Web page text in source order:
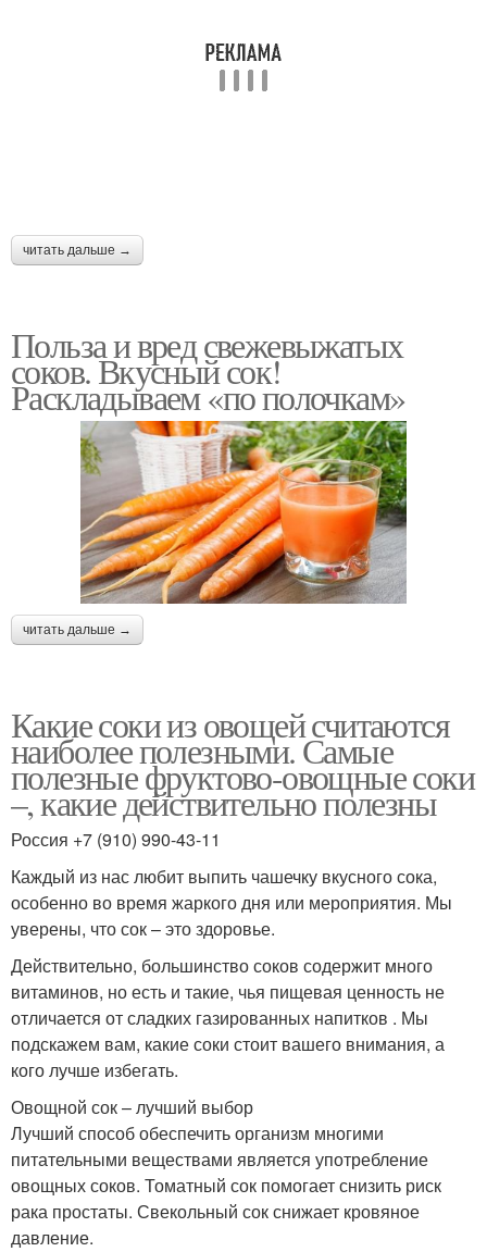
читать дальше →
Польза и вред свежевыжатых
соков. Вкусный сок!
Раскладываем «по полочкам»
читать дальше →
Какие соки из овощей считаются
наиболее полезными. Самые
полезные фруктово-овощные соки
–, какие действительно полезны
Россия +7 (910) 990-43-11
Каждый из нас любит выпить чашечку вкусного сока,
особенно во время жаркого дня или мероприятия. Мы
уверены, что сок – это здоровье.
Действительно, большинство соков содержит много
витаминов, но есть и такие, чья пищевая ценность не
отличается от сладких газированных напитков . Мы
подскажем вам, какие соки стоит вашего внимания, а
кого лучше избегать.
Овощной сок – лучший выбор
Лучший способ обеспечить организм многими
питательными веществами является употребление
овощных соков. Томатный сок помогает снизить риск
рака простаты. Свекольный сок снижает кровяное
давление.